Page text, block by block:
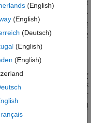
のタスクは、新しいオブジ
加、カタログ内の既知のオ
トの寿命全体にわたる軌道
測など、いくつかのプロセ
い衛星を検出して追跡し、
星や既知のデブリとの衝突
た衛星を正しく検出し追跡
、打ち上げ前の情報を共有
選択できます。フェンス型
(LEO) 衛星検索戦略が一
(English)
(English)
(Deutsch)
(English)
(English)